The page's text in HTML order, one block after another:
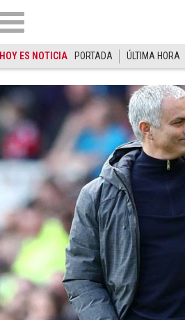
HOY ES NOTICIA PORTADA ÚLTIMA HORA